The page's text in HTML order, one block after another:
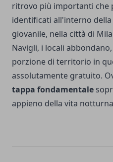
ritrovo più importanti che
identificati all'interno
giovanile, nella città di
Navigli, i locali
porzione di territorio in
assolutamente gratuito.
tappa fondamentale
appieno della vita